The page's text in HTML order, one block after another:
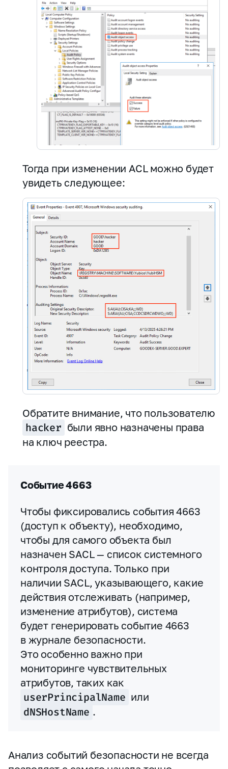
Тогда при изменении ACL можно будет
увидеть следующее:
Обратите внимание, что пользователю
hacker были явно назначены права
на ключ реестра.
Событие 4663
Чтобы фиксировались события 4663
(доступ к объекту), необходимо,
чтобы для самого объекта был
назначен SACL — список системного
контроля доступа. Только при
наличии SACL, указывающего, какие
действия отслеживать (например,
изменение атрибутов), система
будет генерировать событие 4663
в журнале безопасности.
Это особенно важно при
мониторинге чувствительных
атрибутов, таких как
userPrincipalName или
dNSHostName .
Анализ событий безопасности не всегда